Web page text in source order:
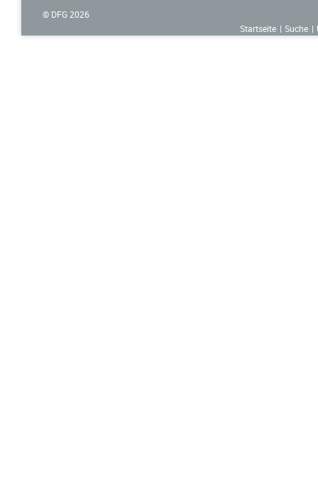
© DFG 2026
Startseite
Suche